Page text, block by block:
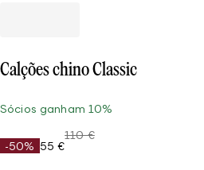
Calções chino Classic
Sócios ganham 10%
-50% 55 €
110 €